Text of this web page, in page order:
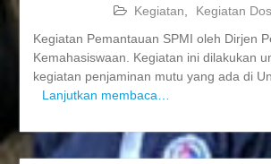
Kegiatan
Kegiatan
Kegiatan Pemantauan SPMI oleh Dirjen
Kemahasiswaan. Kegiatan ini dilakukan
kegiatan penjaminan mutu yang ada di
Lanjutkan membaca…